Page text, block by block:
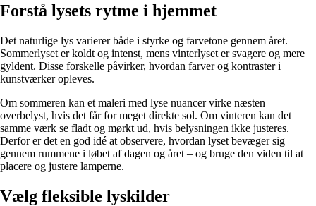
Forstå lysets rytme i hjemmet
Det naturlige lys varierer både i styrke og farvetone gennem året.
Sommerlyset er koldt og intenst, mens vinterlyset er svagere og mere
gyldent. Disse forskelle påvirker, hvordan farver og kontraster i
kunstværker opleves.
Om sommeren kan et maleri med lyse nuancer virke næsten
overbelyst, hvis det får for meget direkte sol. Om vinteren kan det
samme værk se fladt og mørkt ud, hvis belysningen ikke justeres.
Derfor er det en god idé at observere, hvordan lyset bevæger sig
gennem rummene i løbet af dagen og året – og bruge den viden til at
placere og justere lamperne.
Vælg fleksible lyskilder